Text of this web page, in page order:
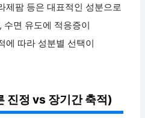
제팜 등은 대표적인 성분으로
수면 유도에 적응증이
에 따라 성분별 선택이
진정 vs 장기간 축적)